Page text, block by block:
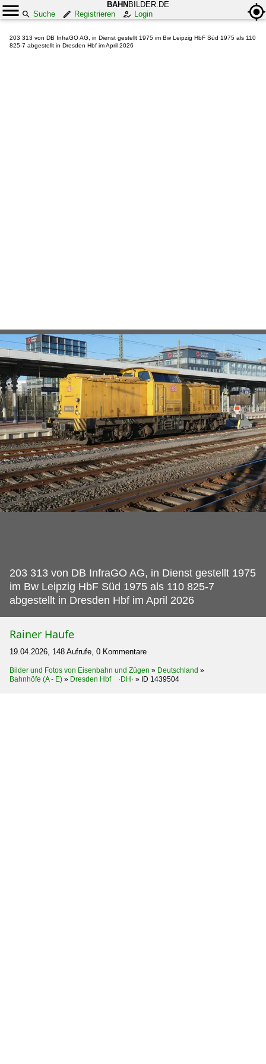
BAHN BILDER.DE
Suche
Registrieren Login
203 313 von DB InfraGO AG, in Dienst gestellt 1975 im Bw Leipzig HbF Süd 1975 als 110
825-7 abgestellt in Dresden Hbf im April 2026
203 313 von DB InfraGO AG, in Dienst gestellt 1975
im Bw Leipzig HbF Süd 1975 als 110 825-7
abgestellt in Dresden Hbf im April 2026
Rainer Haufe
19.04.2026, 148 Aufrufe, 0 Kommentare
Bilder und Fotos von Eisenbahn und Zügen » Deutschland »
Bahnhöfe (A - E) » Dresden Hbf ·DH· » ID 1439504